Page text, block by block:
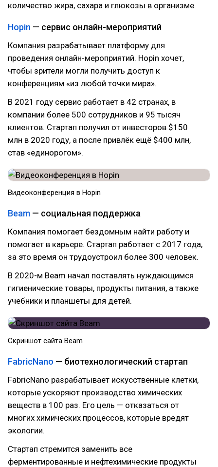
количество жира, сахара и глюкозы в организме.
Hopin — сервис онлайн-мероприятий
Компания разрабатывает платформу для
проведения онлайн-мероприятий. Hopin хочет,
чтобы зрители могли получить доступ к
конференциям «из любой точки мира».
В 2021 году сервис работает в 42 странах, в
компании более 500 сотрудников и 95 тысяч
клиентов. Стартап получил от инвесторов $150
млн в 2020 году, а после привлёк ещё $400 млн,
став «единорогом».
Видеоконференция в Hopin
Beam — социальная поддержка
Компания помогает бездомным найти работу и
помогает в карьере. Стартап работает с 2017 года,
за это время он трудоустроил более 300 человек.
В 2020-м Beam начал поставлять нуждающимся
гигиенические товары, продукты питания, а также
учебники и планшеты для детей.
Скриншот сайта Beam
FabricNano — биотехнологический стартап
FabricNano разрабатывает искусственные клетки,
которые ускоряют производство химических
веществ в 100 раз. Его цель — отказаться от
многих химических процессов, которые вредят
экологии.
Стартап стремится заменить все
ферментированные и нефтехимические продукты